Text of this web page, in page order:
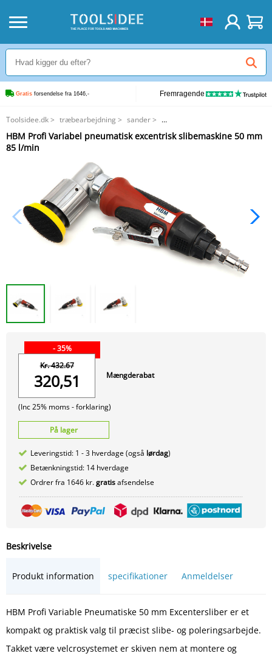
Gratis forsendelse fra 1646,- Fremragende
Toolsidee.dk> træbearbejdning > sander>
HBM Profi Variabel pneumatisk excentrisk slibemaskine 50 mm 85 l/min
HBM Profi Variabel pneumatisk excentrisk slibemaskine 50 mm
85 l/min
- 35%
Kr. 432.67
320,51
(Inc 25% moms -forklaring)
Mængderabat
På lager
Leveringstid: 1 - 3 hverdage (også lørdag)
Betænkningstid: 14 hverdage
Ordrer fra 1646 kr.gratisafsendelse
Beskrivelse
Produkt information specifikationer Anmeldelser
HBM Profi Variable Pneumatiske 50 mm Excentersliber er et
kompakt og praktisk valg til præcist slibe- og poleringsarbejde.
Takket være velcrosystemet er skiven nem at montere og